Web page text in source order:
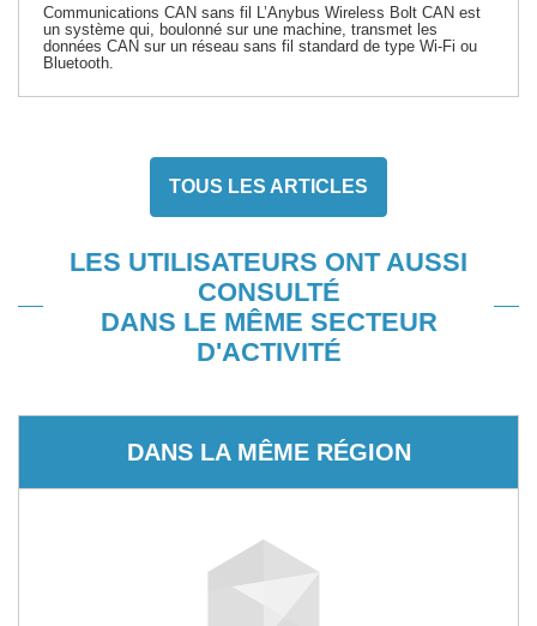
Communications CAN sans fil L’Anybus Wireless Bolt CAN est
un système qui, boulonné sur une machine, transmet les
données CAN sur un réseau sans fil standard de type Wi-Fi ou
Bluetooth.
TOUS LES ARTICLES
LES UTILISATEURS ONT AUSSI
CONSULTÉ
DANS LE MÊME SECTEUR
D'ACTIVITÉ
DANS LA MÊME RÉGION